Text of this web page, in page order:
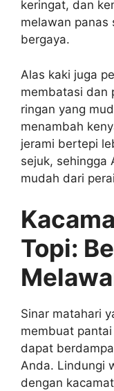
keringat, dan
melawan panas
bergaya.
Alas kaki juga
membatasi dan
ringan yang
menambah
jerami bertepi
sejuk, sehingga
mudah dari
Topi:
Sinar matahari
membuat
dapat
Anda. Lindungi
dengan